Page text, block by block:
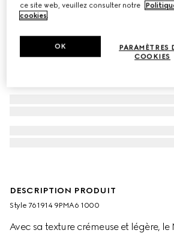
DESCRIPTION PRODUIT
Style ‎761914 9PMA6 1000
Avec sa texture crémeuse et légère, le
ce site web, veuillez consulter notre
cookies.
PARAMÈTRES
COOKIES
OK